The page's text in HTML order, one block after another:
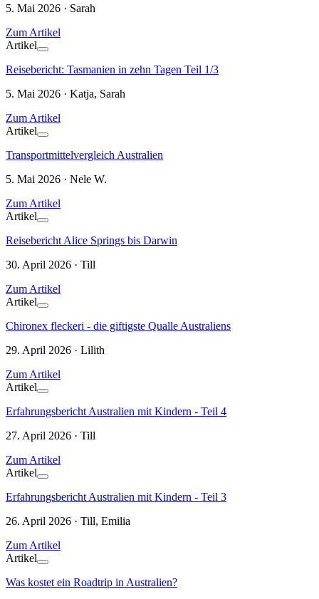
5. Mai 2026 · Sarah
Zum Artikel
Artikel
Reisebericht: Tasmanien in zehn Tagen Teil 1/3
5. Mai 2026 · Katja, Sarah
Zum Artikel
Artikel
Transportmittelvergleich Australien
5. Mai 2026 · Nele W.
Zum Artikel
Artikel
Reisebericht Alice Springs bis Darwin
30. April 2026 · Till
Zum Artikel
Artikel
Chironex fleckeri - die giftigste Qualle Australiens
29. April 2026 · Lilith
Zum Artikel
Artikel
Erfahrungsbericht Australien mit Kindern - Teil 4
27. April 2026 · Till
Zum Artikel
Artikel
Erfahrungsbericht Australien mit Kindern - Teil 3
26. April 2026 · Till, Emilia
Zum Artikel
Artikel
Was kostet ein Roadtrip in Australien?